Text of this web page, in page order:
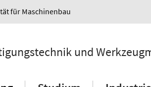
für Maschinenbau
und